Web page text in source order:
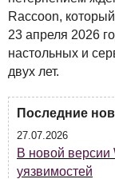
Raccoon,
23 апреля 2026
настольных и
двух лет.
Последние
27.07.2026
В новой версии
уязвимостей